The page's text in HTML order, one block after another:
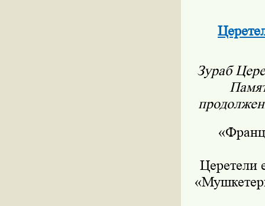
Зураб
Церетели